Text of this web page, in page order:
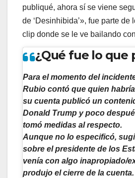
publiqué, ahora sí se viene
de ‘Desinhibida’», fue parte de
clip donde se le ve bailando
¿Qué fue lo que
Para el momento del
Rubio contó que quien
su cuenta publicó un
Donald Trump y poco
tomó medidas al respecto.
Aunque no lo especificó,
sobre el presidente de los
venía con algo inapropiado/
produjo el cierre de la cuenta.